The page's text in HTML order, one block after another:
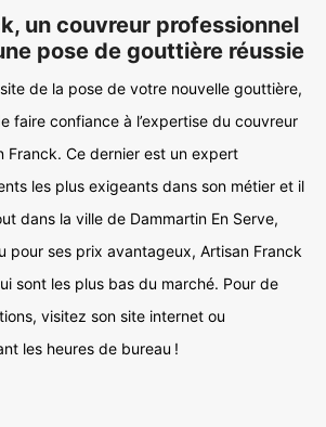
un couvreur professionnel
pose de gouttière réussie
de la pose de votre nouvelle gouttière,
faire confiance à l’expertise du couvreur
Franck. Ce dernier est un expert
les plus exigeants dans son métier et il
dans la ville de Dammartin En Serve,
pour ses prix avantageux, Artisan Franck
sont les plus bas du marché. Pour de
visitez son site internet ou
les heures de bureau !